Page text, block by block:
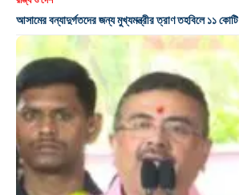
আসামের বন্যাদুর্গতদের জন্য মুখ্যমন্ত্রীর ত্রাণ তহবিলে ১১